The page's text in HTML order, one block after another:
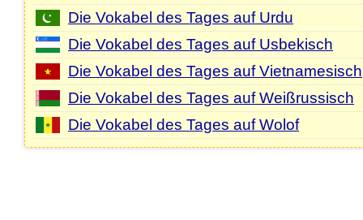
Die Vokabel des Tages auf Urdu
Die Vokabel des Tages auf Usbekisch
Die Vokabel des Tages auf Vietnamesisch
Die Vokabel des Tages auf Weißrussisch
Die Vokabel des Tages auf Wolof